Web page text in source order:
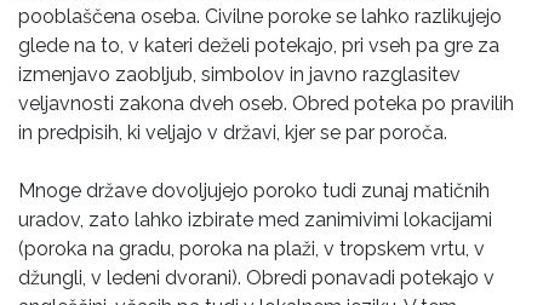
pooblaščena oseba. Civilne poroke se lahko razlikujejo
glede na to, v kateri deželi potekajo, pri vseh pa gre za
izmenjavo zaobljub, simbolov in javno razglasitev
veljavnosti zakona dveh oseb. Obred poteka po pravilih
in predpisih, ki veljajo v državi, kjer se par poroča.
Mnoge države dovoljujejo poroko tudi zunaj matičnih
uradov, zato lahko izbirate med zanimivimi lokacijami
(poroka na gradu, poroka na plaži, v tropskem vrtu, v
džungli, v ledeni dvorani). Obredi ponavadi potekajo v